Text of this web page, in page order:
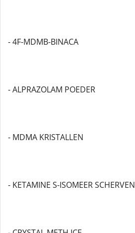
- 4F-MDMB-BINACA
- ALPRAZOLAM POEDER
- MDMA KRISTALLEN
- KETAMINE S-ISOMEER SCHERVEN